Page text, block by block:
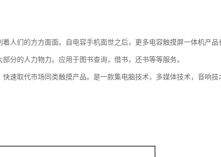
人们的方方面面。自电容手机面世之后，更多电容触摸屏一体机产品
分的人力物力。应用于图书查询，借书，还书等等服务。
速取代市场同类触摸产品。是一款集电脑技术，多媒体技术，音响技